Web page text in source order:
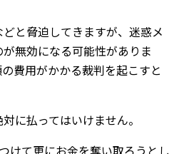
と脅迫してきますが、迷惑メ
無効になる可能性がありま
費用がかかる裁判を起こすと
に払ってはいけません。
けて更にお金を奪い取ろうとし